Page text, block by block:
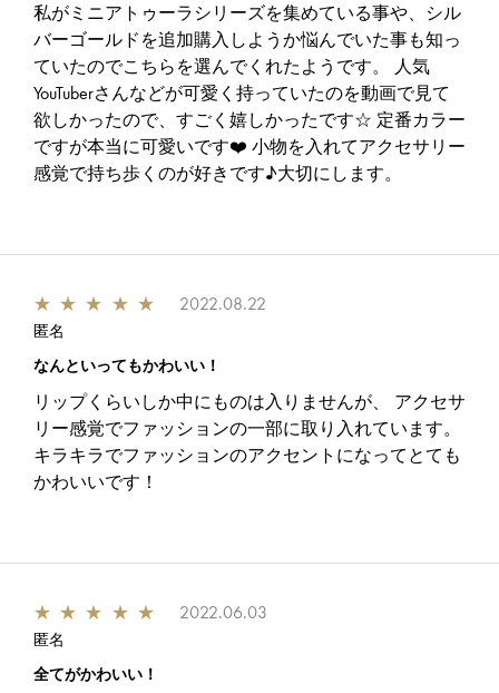
私がミニアトゥーラシリーズを集めている事や、シル
バーゴールドを追加購入しようか悩んでいた事も知っ
ていたのでこちらを選んでくれたようです。 人気
YouTuberさんなどが可愛く持っていたのを動画で見て
欲しかったので、すごく嬉しかったです☆ 定番カラー
ですが本当に可愛いです❤️ 小物を入れてアクセサリー
感覚で持ち歩くのが好きです♪大切にします。
★ ★ ★ ★ ★ 2022.08.22
匿名
なんといってもかわいい！
リップくらいしか中にものは入りませんが、 アクセサ
リー感覚でファッションの一部に取り入れています。
キラキラでファッションのアクセントになってとても
かわいいです！
★ ★ ★ ★ ★ 2022.06.03
匿名
全てがかわいい！